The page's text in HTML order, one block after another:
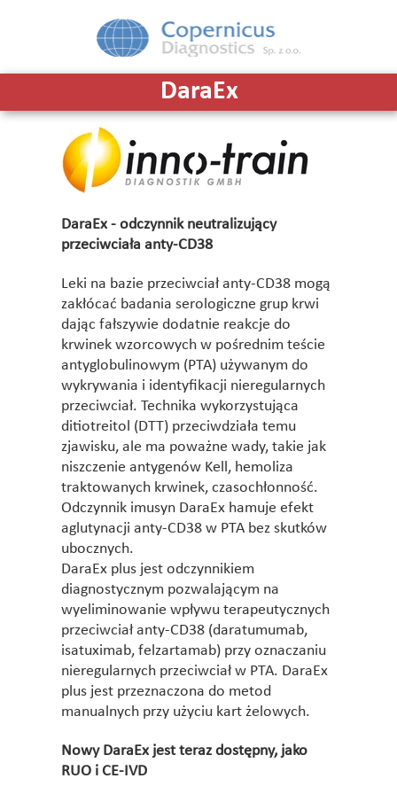
DaraEx
DaraEx - odczynnik neutralizujący
przeciwciała anty-CD38
Leki na bazie przeciwciał anty-CD38 mogą
zakłócać badania serologiczne grup krwi
dając fałszywie dodatnie reakcje do
krwinek wzorcowych w pośrednim teście
antyglobulinowym (PTA) używanym do
wykrywania i identyfikacji nieregularnych
przeciwciał. Technika wykorzystująca
ditiotreitol (DTT) przeciwdziała temu
zjawisku, ale ma poważne wady, takie jak
niszczenie antygenów Kell, hemoliza
traktowanych krwinek, czasochłonność.
Odczynnik imusyn DaraEx hamuje efekt
aglutynacji anty-CD38 w PTA bez skutków
ubocznych.
DaraEx plus jest odczynnikiem
diagnostycznym pozwalającym na
wyeliminowanie wpływu terapeutycznych
przeciwciał anty-CD38 (daratumumab,
isatuximab, felzartamab) przy oznaczaniu
nieregularnych przeciwciał w PTA. DaraEx
plus jest przeznaczona do metod
manualnych przy użyciu kart żelowych.
Nowy DaraEx jest teraz dostępny, jako
RUO i CE-IVD